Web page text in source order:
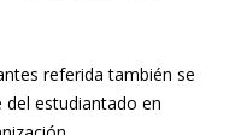
referida también se
estudiantado en